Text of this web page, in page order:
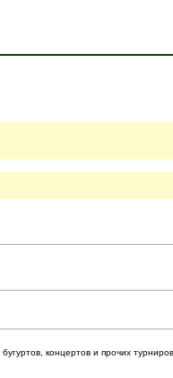
концертов и прочих